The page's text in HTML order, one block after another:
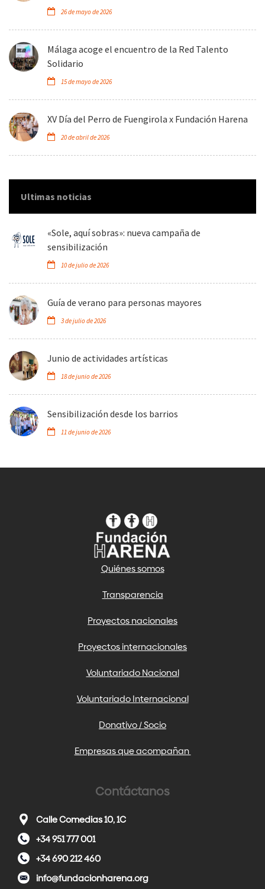
26 de mayo de 2026
Málaga acoge el encuentro de la Red Talento
Solidario
15 de mayo de 2026
XV Día del Perro de Fuengirola x Fundación Harena
20 de abril de 2026
Ultimas noticias
«Sole, aquí sobras»: nueva campaña de
sensibilización
10 de julio de 2026
Guía de verano para personas mayores
3 de julio de 2026
Junio de actividades artísticas
18 de junio de 2026
Sensibilización desde los barrios
11 de junio de 2026
Quiénes somos
Transparencia
Proyectos nacionales
Proyectos internacionales
Voluntariado Nacional
Voluntariado Internacional
Donativo / Socio
Empresas que acompañan
Contáctanos
Calle Comedias 10, 1C
+34 951 777 001
+34 690 212 460
info@fundacionharena.org